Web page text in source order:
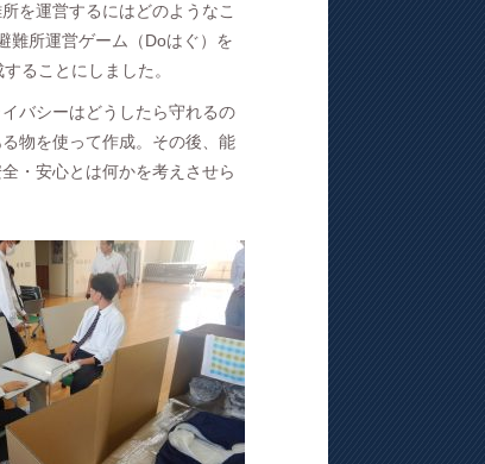
を運営するにはどのようなこ
難所運営ゲーム（Doはぐ）を
ることにしました。
バシーはどうしたら守れるの
物を使って作成。その後、能
・安心とは何かを考えさせら